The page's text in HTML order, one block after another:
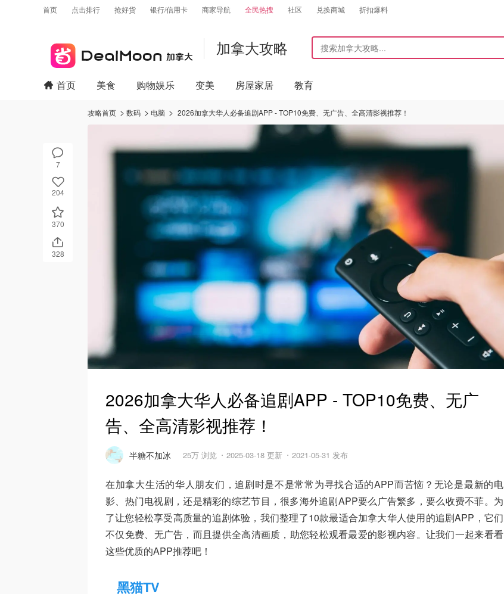
首页 点击排行 抢好货 银行/信用卡 商家导航 全民热搜 社区 兑换商城 折扣爆料
加拿大攻略
7
204
370
328
首页 美食 购物娱乐 变美 房屋家居 教育
攻略首页 数码 电脑 2026加拿大华人必备追剧APP - TOP10免费、无广告、全高清影视推荐！
2026加拿大华人必备追剧APP - TOP10免费、无广
告、全高清影视推荐！
半糖不加冰 25万 浏览 2025-03-18 更新 2021-05-31 发布
在加拿大生活的华人朋友们，追剧时是不是常常为寻找合适的APP而苦恼？无论是最新的电
影、热门电视剧，还是精彩的综艺节目，很多海外追剧APP要么广告繁多，要么收费不菲。为
了让您轻松享受高质量的追剧体验，我们整理了10款最适合加拿大华人使用的追剧APP，它们
不仅免费、无广告，而且提供全高清画质，助您轻松观看最爱的影视内容。让我们一起来看看
这些优质的APP推荐吧！
黑猫TV